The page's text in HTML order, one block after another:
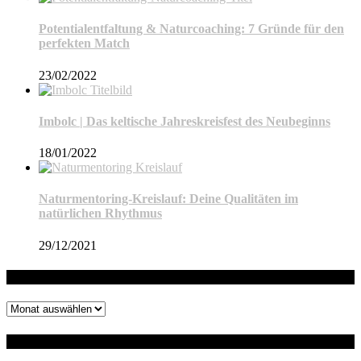
Potentialentfaltung & Naturcoaching: 7 Gründe für den
perfekten Match
23/02/2022
Imbolc | Das keltische Jahreskreisfest des Neubeginns
18/01/2022
Naturmentoring-Kreislauf: Deine Qualitäten im
natürlichen Rhythmus
29/12/2021
Archiv